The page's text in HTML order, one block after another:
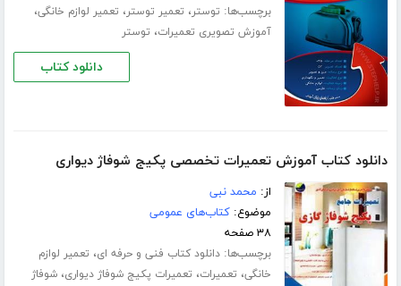
برچسب‌ها: توستر، تعمیر توستر، تعمیر لوازم خانگی،
آموزش تصویری تعمیرات، توستر
دانلود کتاب
دانلود کتاب آموزش تعمیرات تخصصی پکیج شوفاژ دیواری
از: محمد نبی
موضوع:کتاب‌های عمومی
۳۸ صفحه
برچسب‌ها:دانلود کتاب فنی و حرفه ای، تعمیر لوازم
خانگی، تعمیرات، تعمیرات پکیج شوفاژ دیواری،شوفاژ